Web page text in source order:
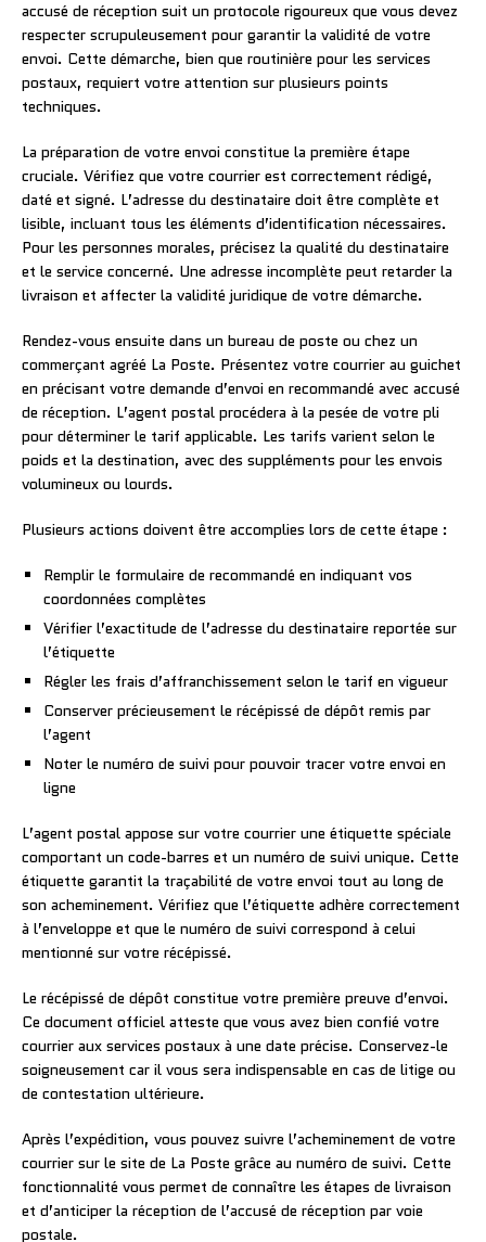
accusé de réception suit un protocole rigoureux que vous devez
respecter scrupuleusement pour garantir la validité de votre
envoi. Cette démarche, bien que routinière pour les services
postaux, requiert votre attention sur plusieurs points
techniques.
La préparation de votre envoi constitue la première étape
cruciale. Vérifiez que votre courrier est correctement rédigé,
daté et signé. L’adresse du destinataire doit être complète et
lisible, incluant tous les éléments d’identification nécessaires.
Pour les personnes morales, précisez la qualité du destinataire
et le service concerné. Une adresse incomplète peut retarder la
livraison et affecter la validité juridique de votre démarche.
Rendez-vous ensuite dans un bureau de poste ou chez un
commerçant agréé La Poste. Présentez votre courrier au guichet
en précisant votre demande d’envoi en recommandé avec accusé
de réception. L’agent postal procédera à la pesée de votre pli
pour déterminer le tarif applicable. Les tarifs varient selon le
poids et la destination, avec des suppléments pour les envois
volumineux ou lourds.
Plusieurs actions doivent être accomplies lors de cette étape :
Remplir le formulaire de recommandé en indiquant vos
coordonnées complètes
Vérifier l’exactitude de l’adresse du destinataire reportée sur
l’étiquette
Régler les frais d’affranchissement selon le tarif en vigueur
Conserver précieusement le récépissé de dépôt remis par
l’agent
Noter le numéro de suivi pour pouvoir tracer votre envoi en
ligne
L’agent postal appose sur votre courrier une étiquette spéciale
comportant un code-barres et un numéro de suivi unique. Cette
étiquette garantit la traçabilité de votre envoi tout au long de
son acheminement. Vérifiez que l’étiquette adhère correctement
à l’enveloppe et que le numéro de suivi correspond à celui
mentionné sur votre récépissé.
Le récépissé de dépôt constitue votre première preuve d’envoi.
Ce document officiel atteste que vous avez bien confié votre
courrier aux services postaux à une date précise. Conservez-le
soigneusement car il vous sera indispensable en cas de litige ou
de contestation ultérieure.
Après l’expédition, vous pouvez suivre l’acheminement de votre
courrier sur le site de La Poste grâce au numéro de suivi. Cette
fonctionnalité vous permet de connaître les étapes de livraison
et d’anticiper la réception de l’accusé de réception par voie
postale.